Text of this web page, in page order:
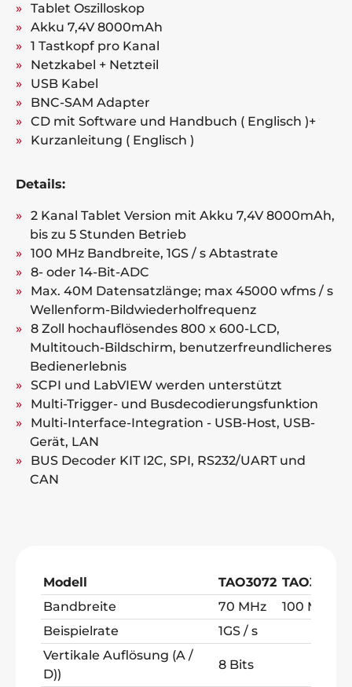
Tablet Oszilloskop
Akku 7,4V 8000mAh
1 Tastkopf pro Kanal
Netzkabel + Netzteil
USB Kabel
BNC-SAM Adapter
CD mit Software und Handbuch ( Englisch )+
Kurzanleitung ( Englisch )
Details:
2 Kanal Tablet Version mit Akku 7,4V 8000mAh,
bis zu 5 Stunden Betrieb
100 MHz Bandbreite, 1GS / s Abtastrate
8- oder 14-Bit-ADC
Max. 40M Datensatzlänge; max 45000 wfms / s
Wellenform-Bildwiederholfrequenz
8 Zoll hochauflösendes 800 x 600-LCD,
Multitouch-Bildschirm, benutzerfreundlicheres
Bedienerlebnis
SCPI und LabVIEW werden unterstützt
Multi-Trigger- und Busdecodierungsfunktion
Multi-Interface-Integration - USB-Host, USB-
Gerät, LAN
BUS Decoder KIT I2C, SPI, RS232/UART und
CAN
Modell TAO3072 TAO3102
Bandbreite
70 MHz 100 MHz
Beispielrate
1GS / s
Vertikale Auflösung (A /
D))
8 Bits